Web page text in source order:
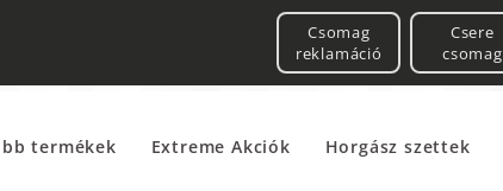
Csomag
reklamáció
Csere
csomag
termékek Extreme Akciók Horgász szettek